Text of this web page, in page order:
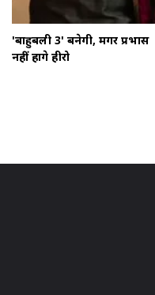
'बाहुबली 3' बनेगी, मगर प्रभास
नहीं होंगे हीरो